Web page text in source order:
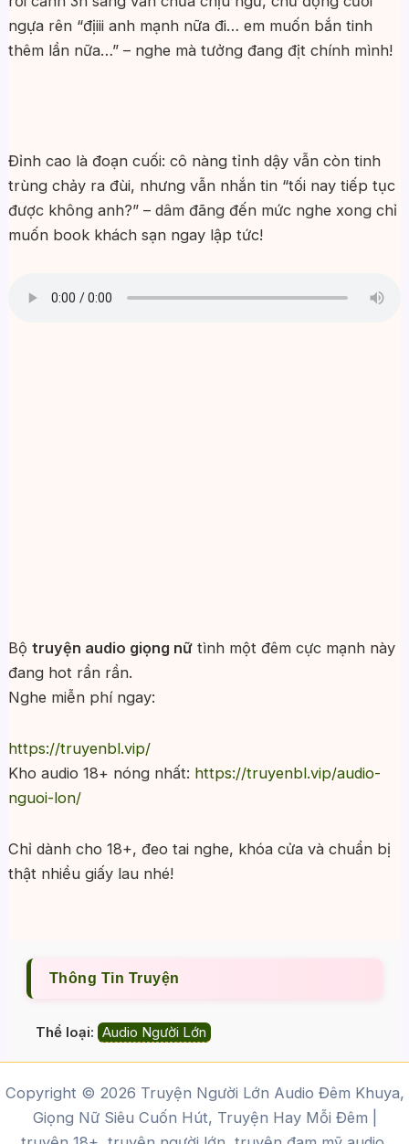
ngựa rên “địiii anh mạnh nữa đi… em muốn bắn tinh
thêm lần nữa…” – nghe mà tưởng đang địt chính mình!
Đỉnh cao là đoạn cuối: cô nàng tỉnh dậy vẫn còn tinh
trùng chảy ra đùi, nhưng vẫn nhắn tin “tối nay tiếp tục
được không anh?” – dâm đãng đến mức nghe xong chỉ
muốn book khách sạn ngay lập tức!
Bộ truyện audio giọng nữtình một đêm cực mạnh này
đang hot rần rần.
Nghe miễn phí ngay:
https://truyenbl.vip/
Kho audio 18+ nóng nhất: https://truyenbl.vip/audio-
nguoi-lon/
Chỉ dành cho 18+, đeo tai nghe, khóa cửa và chuẩn bị
thật nhiều giấy lau nhé!
Thông Tin Truyện
Thể loại: Audio Người Lớn
Copyright © 2026 Truyện Người Lớn Audio Đêm Khuya,
Giọng Nữ Siêu Cuốn Hút, Truyện Hay Mỗi Đêm |